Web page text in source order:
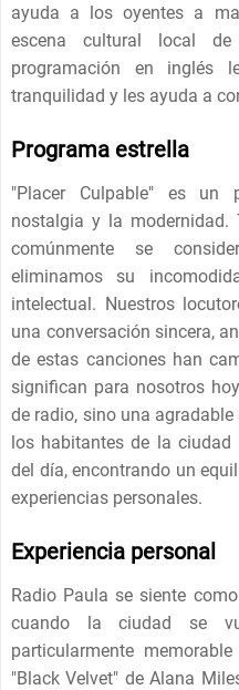
ayuda a los oyentes a
escena cultural local
programación en inglés
tranquilidad y les ayuda a
Programa estrella
"Placer Culpable" es un
nostalgia y la modernidad.
comúnmente se
eliminamos su
intelectual. Nuestros
una conversación sincera,
de estas canciones han
significan para nosotros
de radio, sino una
los habitantes de la
del día, encontrando un
experiencias personales.
Experiencia personal
Radio Paula se siente
cuando la ciudad se
particularmente
"Black Velvet" de Alana